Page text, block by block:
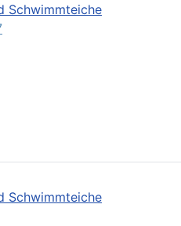
Schwimmteiche
Schwimmteiche